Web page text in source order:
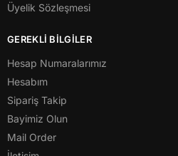
Üyelik Sözleşmesi
GEREKLİ BİLGİLER
Hesap Numaralarımız
Hesabım
Sipariş Takip
Bayimiz Olun
Mail Order